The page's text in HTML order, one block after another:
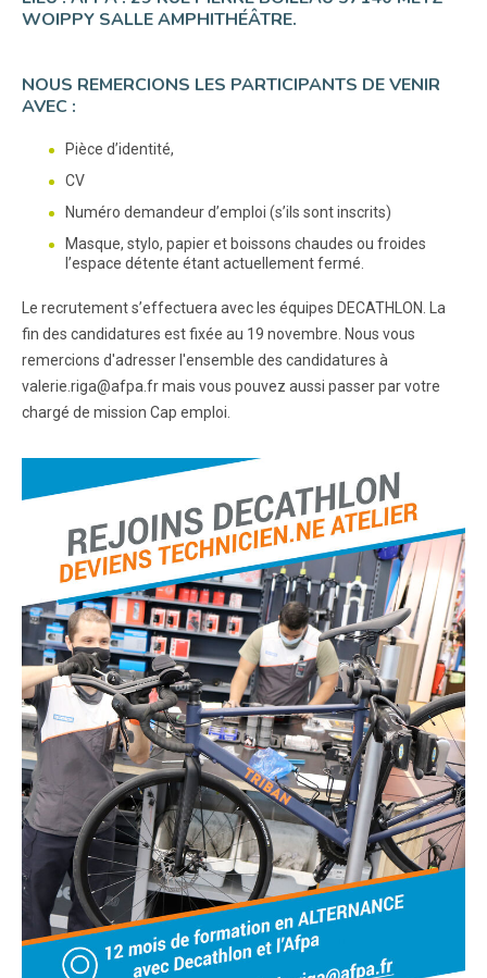
WOIPPY SALLE AMPHITHÉÂTRE.
NOUS REMERCIONS LES PARTICIPANTS DE VENIR
AVEC :
Pièce d’identité,
CV
Numéro demandeur d’emploi (s’ils sont inscrits)
Masque, stylo, papier et boissons chaudes ou froides
l’espace détente étant actuellement fermé.
Le recrutement s’effectuera avec les équipes DECATHLON. La
fin des candidatures est fixée au 19 novembre. Nous vous
remercions d'adresser l'ensemble des candidatures à
valerie.riga@afpa.fr mais vous pouvez aussi passer par votre
chargé de mission Cap emploi.